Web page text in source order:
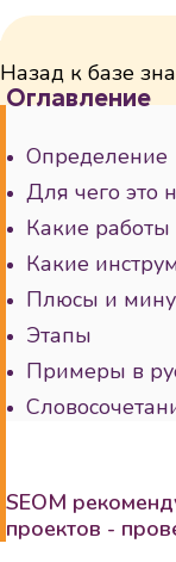
Назад к базе
Оглавление
Определение
Для чего это
Какие работы
Какие
Плюсы и
Этапы
Примеры в
SEOM
проектов -